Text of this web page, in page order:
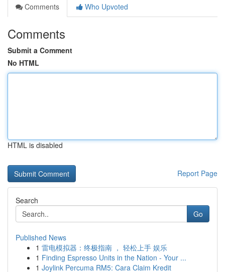
Comments
Who Upvoted
Comments
Submit a Comment
No HTML
HTML is disabled
Report Page
Search
Go
Published News
1 雷电模拟器：终极指南 ， 轻松上手 娱乐
1 Finding Espresso Units in the Nation - Your ...
1 Joylink Percuma RM5: Cara Claim Kredit